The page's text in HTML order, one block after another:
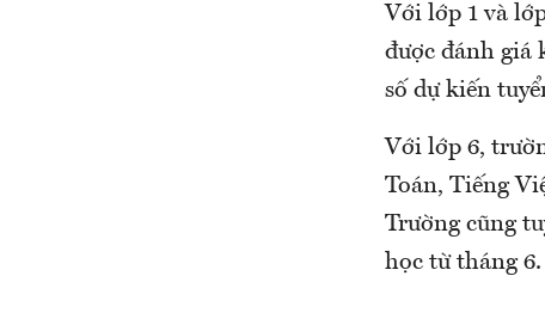
Với lớp 1 và
được đánh giá
số dự kiến
Với lớp 6,
Toán, Tiếng
Trường cũng
học từ tháng 6.